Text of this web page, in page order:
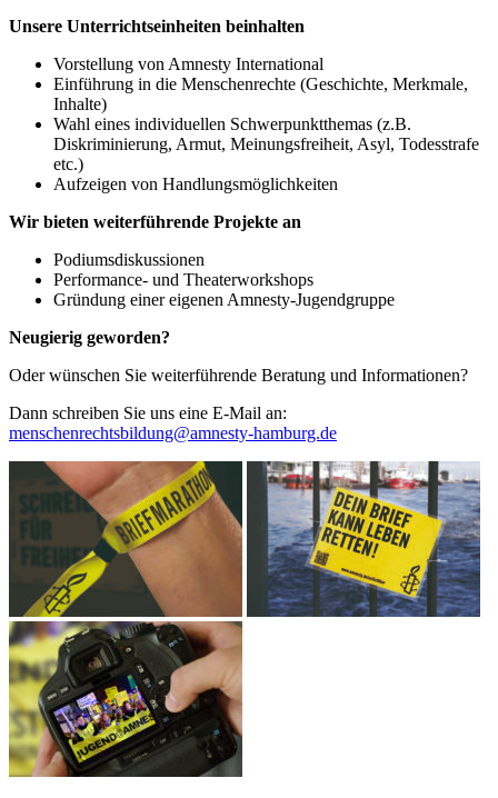
Unsere Unterrichtseinheiten beinhalten
Vorstellung von Amnesty International
Einführung in die Menschenrechte (Geschichte, Merkmale,
Inhalte)
Wahl eines individuellen Schwerpunktthemas (z.B.
Diskriminierung, Armut, Meinungsfreiheit, Asyl, Todesstrafe
etc.)
Aufzeigen von Handlungsmöglichkeiten
Wir bieten weiterführende Projekte an
Podiumsdiskussionen
Performance- und Theaterworkshops
Gründung einer eigenen Amnesty-Jugendgruppe
Neugierig geworden?
Oder wünschen Sie weiterführende Beratung und Informationen?
Dann schreiben Sie uns eine E-Mail an:
menschenrechtsbildung@amnesty-hamburg.de